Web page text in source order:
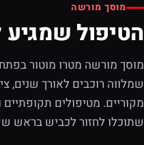
מוסך מורשה
הטיפול
מוסך מורשה מטרו מוטור
שמלווה רוכבים לאורך שנים,
מקוריים. מטיפולים
שתוכלו לחזור לכביש בראש